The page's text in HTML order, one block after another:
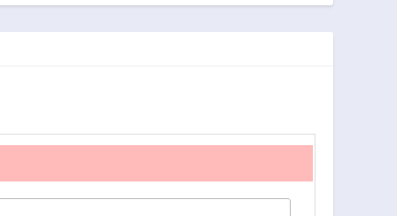
かれまくったって